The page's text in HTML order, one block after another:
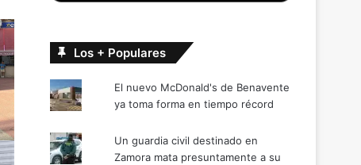
Los + Populares
El nuevo McDonald's de Benavente
ya toma forma en tiempo récord
Un guardia civil destinado en
Zamora mata presuntamente a su